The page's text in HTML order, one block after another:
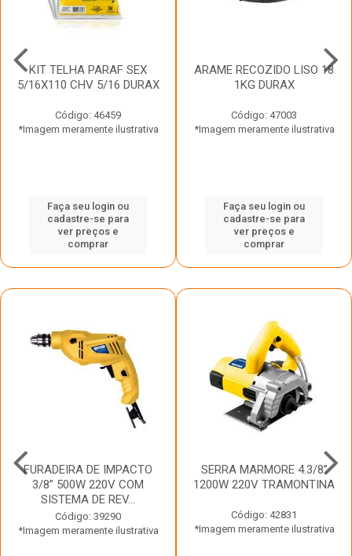
KIT TELHA PARAF SEX
5/16X110 CHV 5/16 DURAX
Código: 46459
*Imagem meramente ilustrativa
Faça seu login ou
cadastre-se para
ver preços e
comprar
ARAME RECOZIDO LISO 18
1KG DURAX
Código: 47003
*Imagem meramente ilustrativa
Faça seu login ou
cadastre-se para
ver preços e
comprar
FURADEIRA DE IMPACTO
3/8” 500W 220V COM
SISTEMA DE REV...
Código: 39290
*Imagem meramente ilustrativa
SERRA MARMORE 4.3/8”
1200W 220V TRAMONTINA
Código: 42831
*Imagem meramente ilustrativa